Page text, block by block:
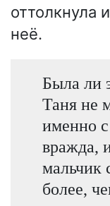
оттолкнула
неё.
Была ли
Таня не
именно с
вражда,
мальчик
более,